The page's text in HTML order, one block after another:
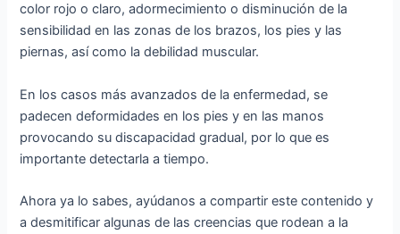
color rojo o claro, adormecimiento o disminución de la
sensibilidad en las zonas de los brazos, los pies y las
piernas, así como la debilidad muscular.
En los casos más avanzados de la enfermedad, se
padecen deformidades en los pies y en las manos
provocando su discapacidad gradual, por lo que es
importante detectarla a tiempo.
Ahora ya lo sabes, ayúdanos a compartir este contenido y
a desmitificar algunas de las creencias que rodean a la